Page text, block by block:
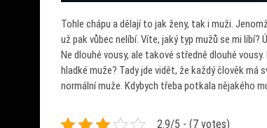
Tohle chápu a dělají to jak ženy, tak i muži.
už pak vůbec nelíbí. Víte, jaký typ mužů se mi líbí?
Ne dlouhé vousy, ale takové středně dlouhé
hladké muže? Tady jde vidět, že každý člověk má
normální muže. Kdybych třeba potkala nějakého
2.9/5 - (7 votes)